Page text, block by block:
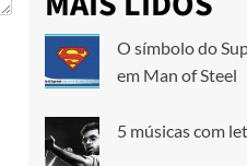
O símbolo do
em Man of Steel
5 músicas com